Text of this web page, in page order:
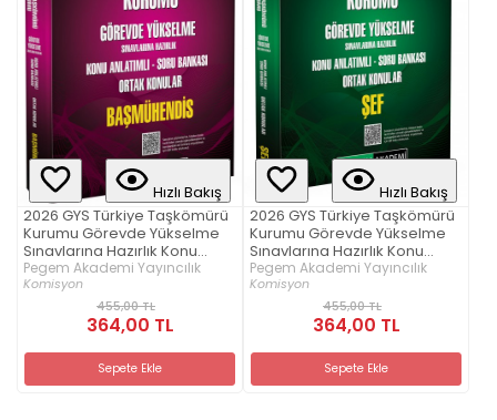
Hızlı Bakış
2026 GYS Türkiye Taşkömürü
Kurumu Görevde Yükselme
Sınavlarına Hazırlık Konu
Anlatımlı Soru Bankası Ortak
Konular BAŞMÜHENDİS
Pegem Akademi Yayıncılık
Komisyon
455,00 TL
364,00 TL
Sepete Ekle
Hızlı Bakış
2026 GYS Türkiye Taşkömürü
Kurumu Görevde Yükselme
Sınavlarına Hazırlık Konu
Anlatımlı Soru Bankası Ortak
Konular ŞEF
Pegem Akademi Yayıncılık
Komisyon
455,00 TL
364,00 TL
Sepete Ekle